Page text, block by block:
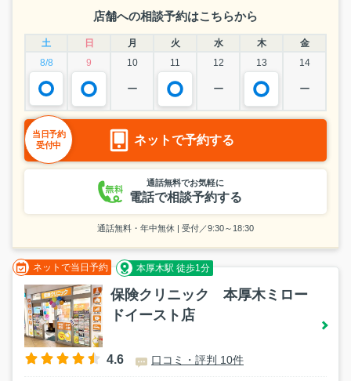
店舗への相談予約はこちらから
土 日 月 火 水 木
金
8/8
9 10 11 12 13 14
ー ー ー
ネットで予約する
当日予約
受付中
通話無料でお気軽に
電話で相談予約する
通話無料・年中無休 | 受付／9:30～18:30
ネットで当日予約 本厚木駅 徒歩1分
保険クリニック 本厚木ミロー
ドイースト店
4.6 口コミ・評判 10件